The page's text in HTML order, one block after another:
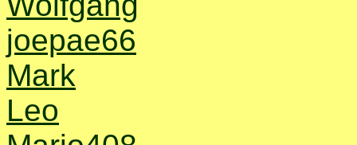
joepae66
Mark
Leo